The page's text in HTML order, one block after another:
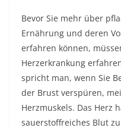
Bevor Sie mehr über
Ernährung und deren
erfahren können,
Herzerkrankung
spricht man, wenn Sie
der Brust verspüren,
Herzmuskels. Das Herz
sauerstoffreiches Blut